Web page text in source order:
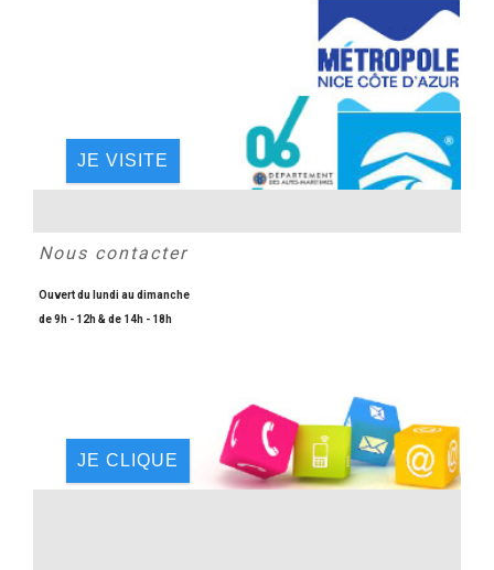
JE VISITE
Nous contacter
Ouvert du lundi au dimanche
de 9h - 12h & de 14h - 18h
JE CLIQUE